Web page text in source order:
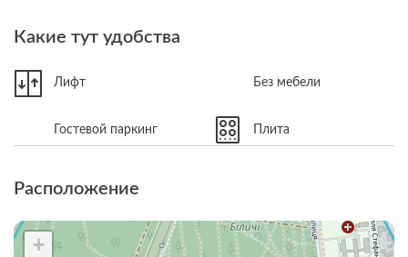
Какие тут удобства
Лифт Без мебели
Гостевой паркинг Плита
Расположение
+